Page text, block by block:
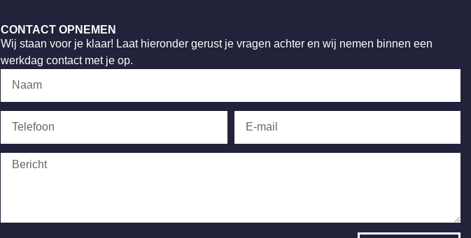
CONTACT OPNEMEN
Wij staan voor je klaar! Laat hieronder gerust je vragen achter en wij nemen binnen een
werkdag contact met je op.